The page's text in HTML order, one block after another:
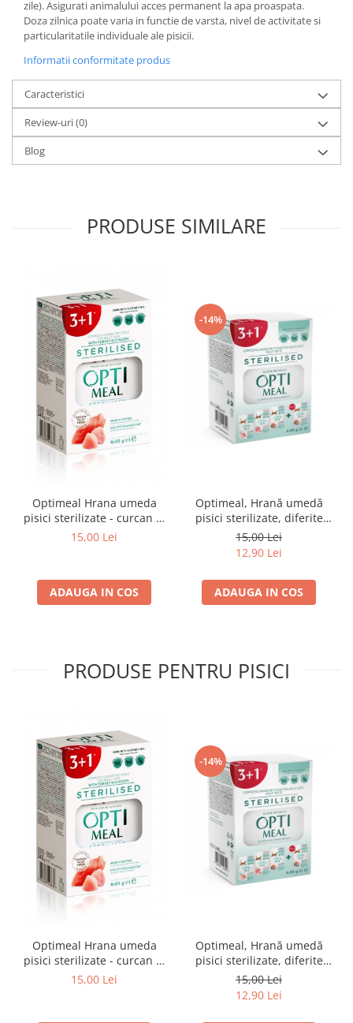
zile). Asigurati animalului acces permanent la apa proaspata.
Doza zilnica poate varia in functie de varsta, nivel de activitate si
particularitatile individuale ale pisicii.
Informatii conformitate produs
Caracteristici
Review-uri(0)
Blog
PRODUSE SIMILARE
Optimeal Hrana umeda
pisici sterilizate - curcan si
pui in sos, set 3+1,
15,00 Lei
ADAUGA IN COS
-14%
Optimeal, Hrană umedă
pisici sterilizate, diferite
arome, (3+1), 0.34kg
15,00 Lei
12,90 Lei
ADAUGA IN COS
PRODUSE PENTRU PISICI
Optimeal Hrana umeda
pisici sterilizate - curcan si
pui in sos, set 3+1,
15,00 Lei
-14%
Optimeal, Hrană umedă
pisici sterilizate, diferite
arome, (3+1), 0.34kg
15,00 Lei
12,90 Lei